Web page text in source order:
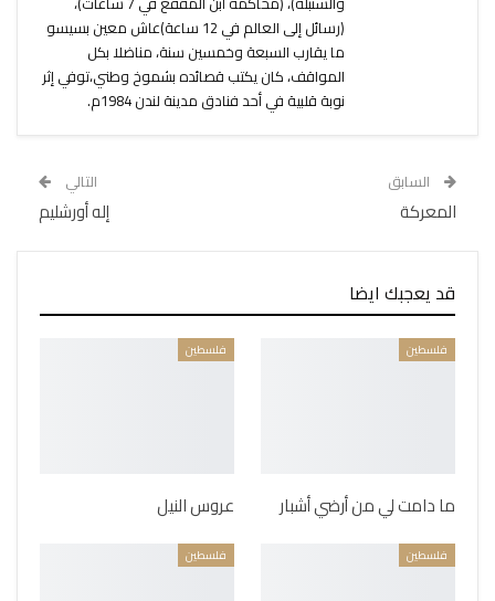
(رسائل إلى العالم في 12 ساعة)عاش معين بسيسو
ما يقارب السبعة وخمسين سنة، مناضلا بكل
المواقف، كان يكتب قصائده بشموخ وطني،توفي إثر
نوبة قلبية في أحد فنادق مدينة لندن 1984م.
السابق
المعركة
التالي
إله أورشليم
قد يعجبك ايضا
فلسطين
ما دامت لي من أرضي أشبار
فلسطين
عروس النيل
فلسطين فلسطين